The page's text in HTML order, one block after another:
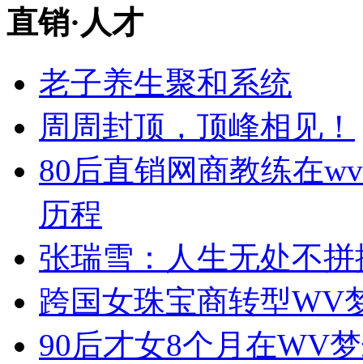
直销· 人才
老子养生聚和系统
周周封顶，顶峰相见！
80后直销网商教练在
历程
张瑞雪：人生无处不拼
跨国女珠宝商转型WV
90后才女8个月在WV